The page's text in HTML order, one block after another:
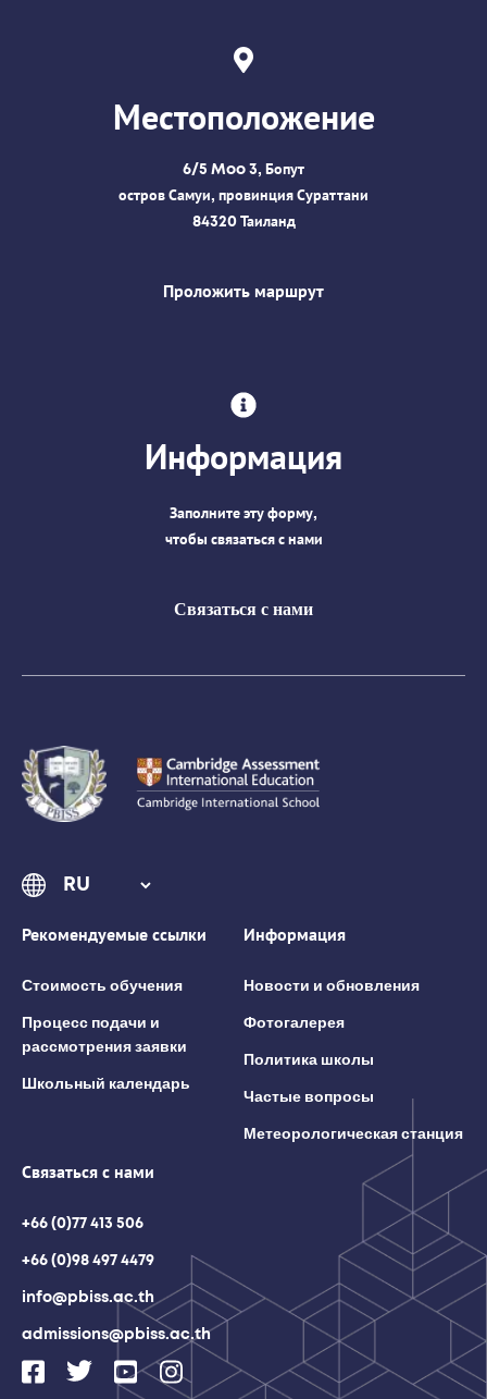
Местоположение
6/5 Moo 3, Бопут
остров Самуи, провинция Сураттани
84320 Таиланд
Проложить маршрут
Информация
Заполните эту форму,
чтобы связаться с нами
Связаться с нами
Рекомендуемые ссылки
Стоимость обучения
Процесс подачи и
рассмотрения заявки
Школьный календарь
Информация
Новости и обновления
Фотогалерея
Политика школы
Частые вопросы
Метеорологическая станция
Связаться с нами
+66 (0)77 413 506
+66 (0)98 497 4479
info@pbiss.ac.th
admissions@pbiss.ac.th